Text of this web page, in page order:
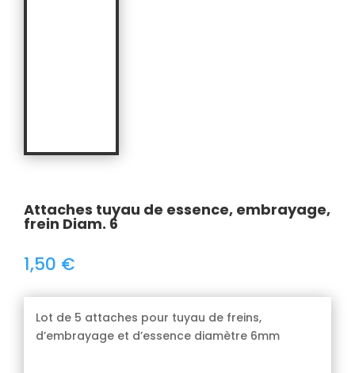
Attaches tuyau de essence, embrayage,
frein Diam. 6
1,50 €
Lot de 5 attaches pour tuyau de freins,
d’embrayage et d’essence diamètre 6mm